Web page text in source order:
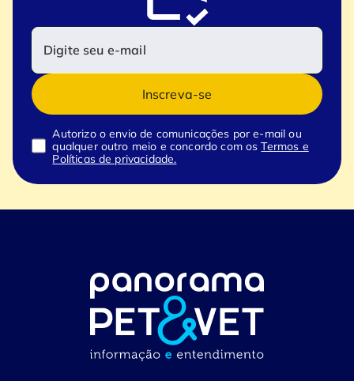
Inscreva-se
Autorizo o envio de comunicações por e-mail ou
qualquer outro meio e concordo com osTermos e
Políticas de privacidade.